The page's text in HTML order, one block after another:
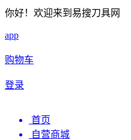
你好！欢迎来到易搜刀具网
app
购物车
登录
首页
自营商城